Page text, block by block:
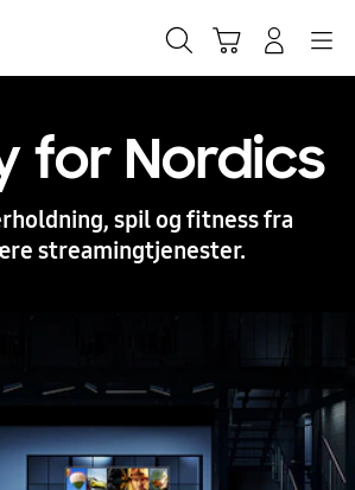
for Nordics
spil og fitness fra
streamingtjenester.